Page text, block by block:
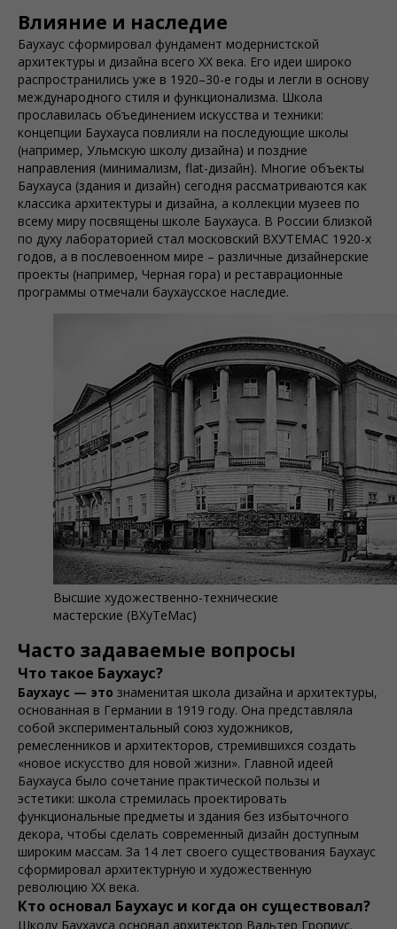
Влияние и наследие
Баухауc сформировал фундамент модернистской
архитектуры и дизайна всего ХХ века. Его идеи широко
распространились уже в 1920–30-е годы и легли в основу
международного стиля и функционализма. Школа
прославилась объединением искусства и техники:
концепции Баухауcа повлияли на последующие школы
(например, Ульмскую школу дизайна) и поздние
направления (минимализм, flat-дизайн). Многие объекты
Баухауcа (здания и дизайн) сегодня рассматриваются как
классика архитектуры и дизайна, а коллекции музеев по
всему миру посвящены школе Баухауcа. В России близкой
по духу лабораторией стал московский ВХУТЕМАС 1920-х
годов, а в послевоенном мире – различные дизайнерские
проекты (например, Черная гора) и реставрационные
программы отмечали баухаусское наследие.
Высшие художественно-технические
мастерские (ВХуТеМас)
Часто задаваемые вопросы
Что такое Баухаус?
Баухауc — это знаменитая школа дизайна и архитектуры,
основанная в Германии в 1919 году. Она представляла
собой экспериментальный союз художников,
ремесленников и архитекторов, стремившихся создать
«новое искусство для новой жизни». Главной идеей
Баухауcа было сочетание практической пользы и
эстетики: школа стремилась проектировать
функциональные предметы и здания без избыточного
декора, чтобы сделать современный дизайн доступным
широким массам. За 14 лет своего существования Баухауc
сформировал архитектурную и художественную
революцию XX века.
Кто основал Баухауc и когда он существовал?
Школу Баухауcа основал архитектор Вальтер Гропиус.